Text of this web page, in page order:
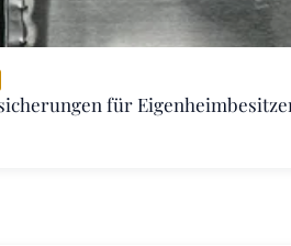
für